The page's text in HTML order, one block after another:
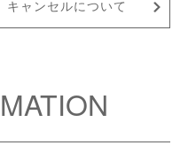
キャンセルについて